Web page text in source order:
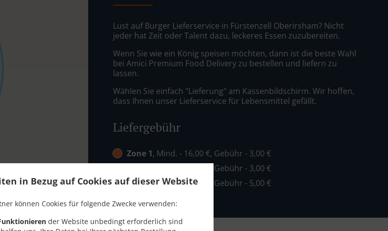
in Bezug auf Cookies auf dieser Website
können Cookies für folgende Zwecke verwenden:
der Website unbedingt erforderlich sind
Lust auf Burger Lieferservice in Fürstenzell Oberirsham? Nicht
jeder hat Zeit oder Talent dazu, leckeres Essen zuzubereiten.
Wenn Sie wie ein König speisen möchten, dann ist die beste Wahl
bei Amici Premium Food Delivery zu bestellen und liefern zu
lassen.
Wählen Sie einfach "Lieferung" am Kassenbildschirm. Wir hoffen,
dass Ihnen unser Lieferservice für Lebensmittel gefällt.
Liefergebühr
Zone 1, Mind. - 16,00 €, Gebühr - 3,00 €
, Mind. - 20,00 €, Gebühr - 3,00 €
Zone 4, Mind. - 35,00 €, Gebühr - 5,00 €